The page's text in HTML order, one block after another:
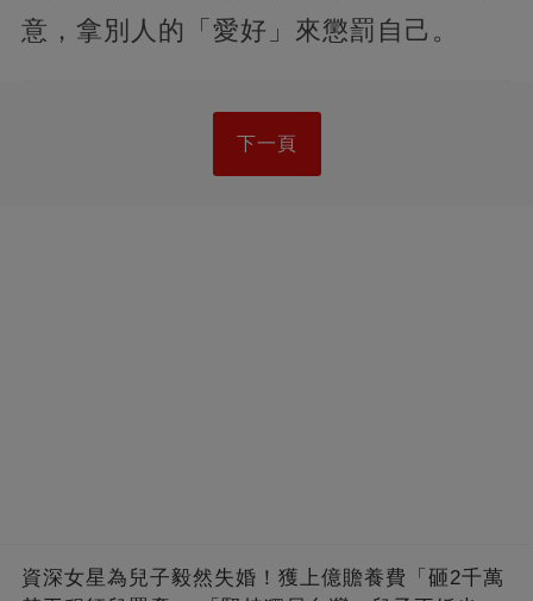
意，拿別人的「愛好」來懲罰自己。
下一頁
資深女星為兒子毅然失婚！獲上億贍養費「砸2千萬